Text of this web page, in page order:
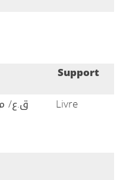
Support
ق.ع/ Livre